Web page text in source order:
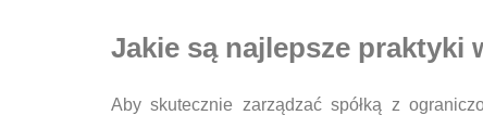
Jakie są najlepsze praktyki
Aby skutecznie zarządzać spółką z